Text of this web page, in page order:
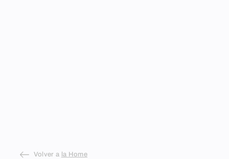
Volver a la Home